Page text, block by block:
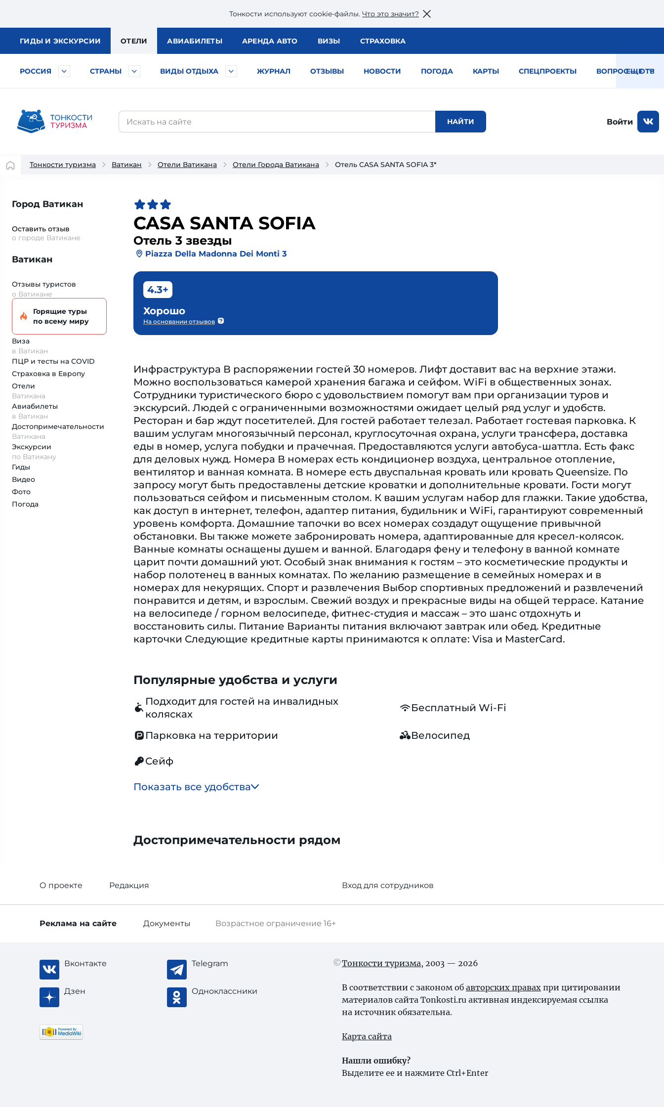
Тонкости используют сookie-файлы. Что это значит?
ГИДЫ И ЭКСКУРСИИ ОТЕЛИ АВИАБИЛЕТЫ АРЕНДА АВТО ВИЗЫ СТРАХОВКА
РОССИЯ СТРАНЫ ВИДЫ ОТДЫХА ЖУРНАЛ ОТЗЫВЫ НОВОСТИ ПОГОДА КАРТЫ СПЕЦПРОЕКТЫ ВОПРОС — ОТВЕТ
ЕЩЕ
Войти
Тонкости туризма Ватикан Отели Ватикана Отели Города Ватикана Отель CASA SANTA SOFIA 3*
Город Ватикан
Оставить отзыв
о городе Ватикане
Ватикан
Отзывы туристов
о Ватикане
Горящие туры
по всему миру
Виза
в Ватикан
ПЦР и тесты на COVID
Страховка в Европу
Отели
Ватикана
Авиабилеты
в Ватикан
Достопримеча­тельности
Ватикана
Экскурсии
по Ватикану
Гиды
Видео
Фото
Погода
CASA SANTA SOFIA
Отель 3 звезды
Piazza Della Madonna Dei Monti 3
4.3+
Хорошо
На основании отзывов
Инфраструктура В распоряжении гостей 30 номеров. Лифт доставит вас на верхние этажи.
Можно воспользоваться камерой хранения багажа и сейфом. WiFi в общественных зонах.
Сотрудники туристического бюро с удовольствием помогут вам при организации туров и
экскурсий. Людей с ограниченными возможностями ожидает целый ряд услуг и удобств.
Ресторан и бар ждут посетителей. Для гостей работает телезал. Работает гостевая парковка. К
вашим услугам многоязычный персонал, круглосуточная охрана, услуги трансфера, доставка
еды в номер, услуга побудки и прачечная. Предоставляются услуги автобуса-шаттла. Есть факс
для деловых нужд. Номера В номерах есть кондиционер воздуха, центральное отопление,
вентилятор и ванная комната. В номере есть двуспальная кровать или кровать Queensize. По
запросу могут быть предоставлены детские кроватки и дополнительные кровати. Гости могут
пользоваться сейфом и письменным столом. К вашим услугам набор для глажки. Такие удобства,
как доступ в интернет, телефон, адаптер питания, будильник и WiFi, гарантируют современный
уровень комфорта. Домашние тапочки во всех номерах создадут ощущение привычной
обстановки. Вы также можете забронировать номера, адаптированные для кресел-колясок.
Ванные комнаты оснащены душем и ванной. Благодаря фену и телефону в ванной комнате
царит почти домашний уют. Особый знак внимания к гостям – это косметические продукты и
набор полотенец в ванных комнатах. По желанию размещение в семейных номерах и в
номерах для некурящих. Спорт и развлечения Выбор спортивных предложений и развлечений
понравится и детям, и взрослым. Свежий воздух и прекрасные виды на общей террасе. Катание
на велосипеде / горном велосипеде, фитнес-студия и массаж – это шанс отдохнуть и
восстановить силы. Питание Варианты питания включают завтрак или обед. Кредитные
карточки Следующие кредитные карты принимаются к оплате: Visa и MasterCard.
Популярные удобства и услуги
Подходит для гостей на инвалидных
колясках
Бесплатный Wi-Fi
Парковка на территории Велосипед
Сейф
Показать все удобства
Достопримечательности рядом
О проекте Редакция Вход для сотрудников
Возрастное ограничение 16+
Реклама на сайте Документы
Вконтакте Telegram
Дзен Одноклассники
Тонкости туризма, 2003 — 2026
В соответствии с законом об авторских правах при цитировании
материалов сайта Tonkosti.ru активная индексируемая ссылка
на источник обязательна.
Карта сайта
Нашли ошибку?
Выделите ее и нажмите Ctrl+Enter